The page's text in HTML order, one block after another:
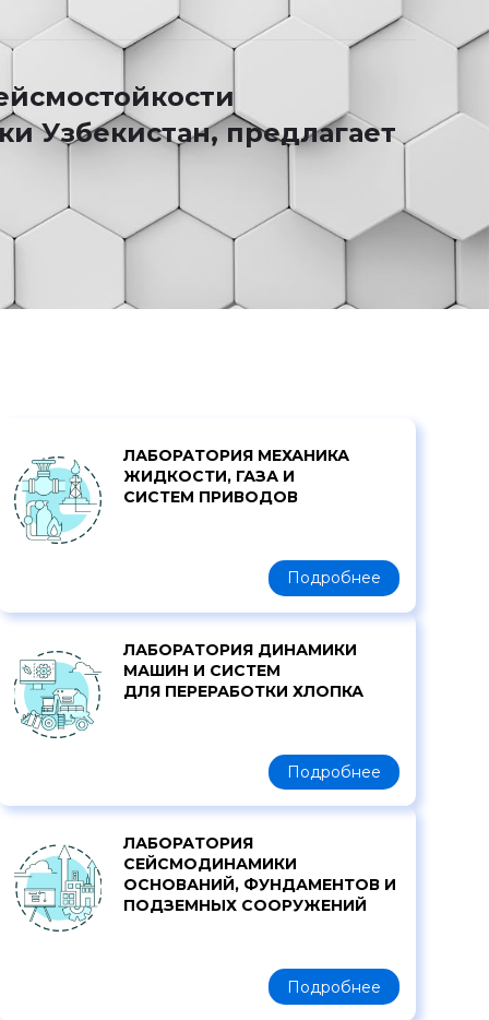
Узбекистан, предлагает
ЛАБОРАТОРИЯ МЕХАНИКА
ЖИДКОСТИ, ГАЗА И
СИСТЕМ ПРИВОДОВ
Подробнее
ЛАБОРАТОРИЯ ДИНАМИКИ
МАШИН И СИСТЕМ
ДЛЯ ПЕРЕРАБОТКИ ХЛОПКА
Подробнее
ЛАБОРАТОРИЯ
СЕЙСМОДИНАМИКИ
ОСНОВАНИЙ, ФУНДАМЕНТОВ И
ПОДЗЕМНЫХ СООРУЖЕНИЙ
Подробнее